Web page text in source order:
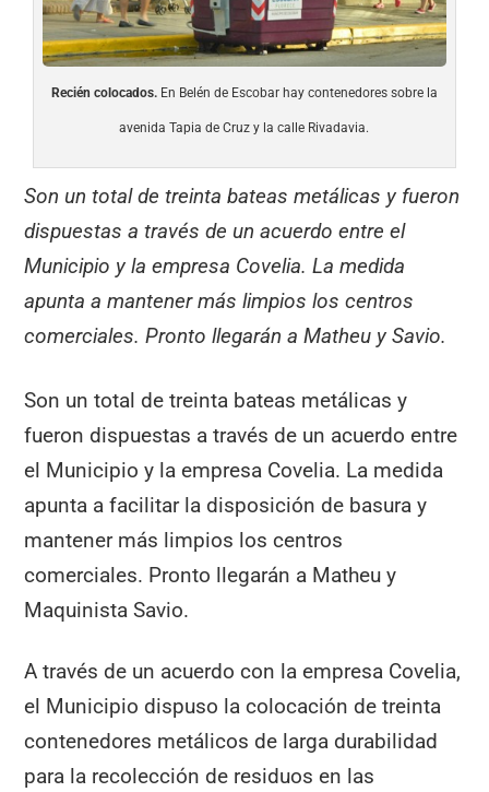
Recién colocados.En Belén de Escobar hay contenedores sobre la
avenida Tapia de Cruz y la calle Rivadavia.
Son un total de treinta bateas metálicas y fueron
dispuestas a través de un acuerdo entre el
Municipio y la empresa Covelia. La medida
apunta a mantener más limpios los centros
comerciales. Pronto llegarán a Matheu y Savio.
Son un total de treinta bateas metálicas y
fueron dispuestas a través de un acuerdo entre
el Municipio y la empresa Covelia. La medida
apunta a facilitar la disposición de basura y
mantener más limpios los centros
comerciales. Pronto llegarán a Matheu y
Maquinista Savio.
A través de un acuerdo con la empresa Covelia,
el Municipio dispuso la colocación de treinta
contenedores metálicos de larga durabilidad
para la recolección de residuos en las